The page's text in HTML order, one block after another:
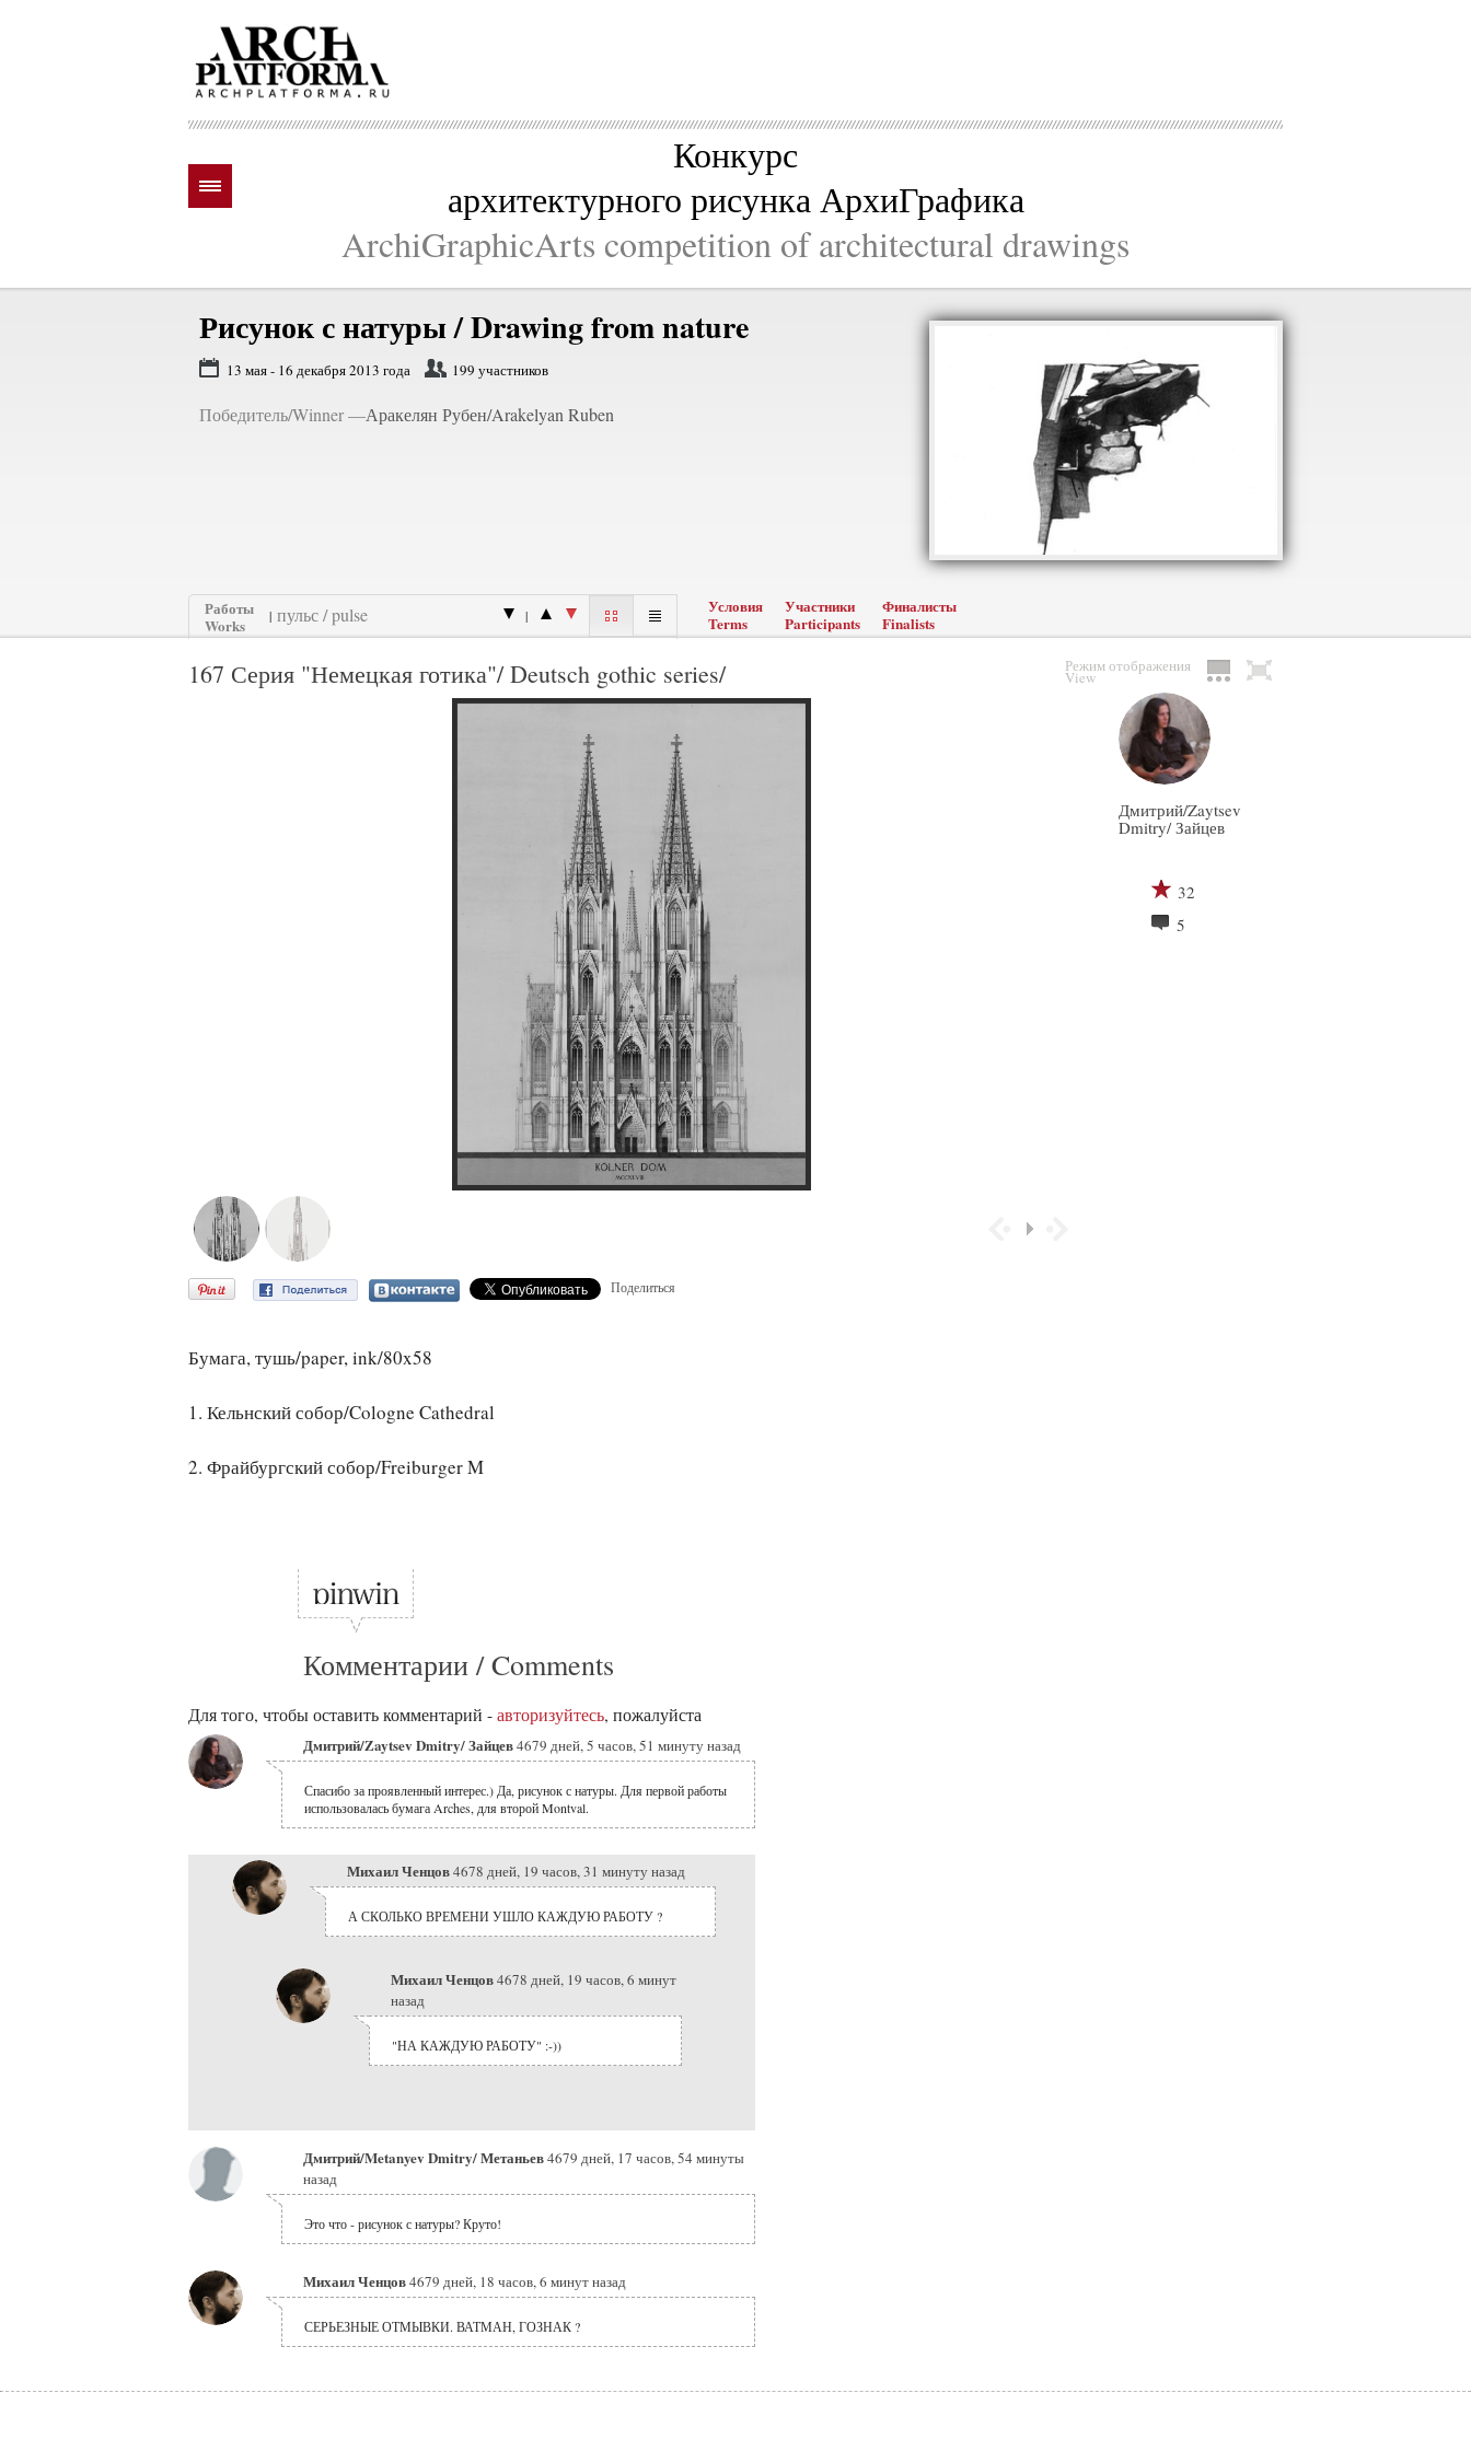
Конкурс
архитектурного рисунка АрхиГрафика
ArchiGraphicArts competition of architectural drawings
Рисунок с натуры /Drawing from nature
13 мая - 16 декабря 2013 года 199 участников
Победитель/Winner —Аракелян Рубен/Arakelyan Ruben
Работы
Works
| |
Условия
Terms
Участники
Participants
Финалисты
Finalists
167 Серия "Немецкая готика"/ Deutsch gothic series/ Режим отображения
View
Дмитрий/Zaytsev
Dmitry/ Зайцев
32
5
Поделиться
Бумага, тушь/paper, ink/80x58
1. Кельнский собор/Cologne Cathedral
2. Фрайбургский собор/Freiburger M
Комментарии / Comments
Для того, чтобы оставить комментарий - авторизуйтесь, пожалуйста
Дмитрий/Zaytsev Dmitry/ Зайцев4679 дней, 5 часов, 51 минуту назад
Спасибо за проявленный интерес.) Да, рисунок с натуры. Для первой работы
использовалась бумага Arches, для второй Montval.
Михаил Ченцов4678 дней, 19 часов, 31 минуту назад
А СКОЛЬКО ВРЕМЕНИ УШЛО КАЖДУЮ РАБОТУ ?
Михаил Ченцов4678 дней, 19 часов, 6 минут
назад
"НА КАЖДУЮ РАБОТУ" :-))
Дмитрий/Metanyev Dmitry/ Метаньев4679 дней, 17 часов, 54 минуты
назад
Это что - рисунок с натуры? Круто!
Михаил Ченцов4679 дней, 18 часов, 6 минут назад
СЕРЬЕЗНЫЕ ОТМЫВКИ. ВАТМАН, ГОЗНАК ?